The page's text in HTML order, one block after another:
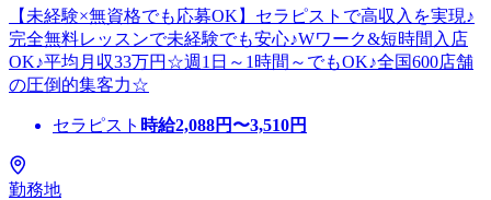
【未経験×無資格でも応募OK】セラピストで高収入を実現♪
完全無料レッスンで未経験でも安心♪Wワーク&短時間入店
OK♪平均月収33万円☆週1日～1時間～でもOK♪全国600店舗
の圧倒的集客力☆
セラピスト 時給2,088円〜3,510円
勤務地